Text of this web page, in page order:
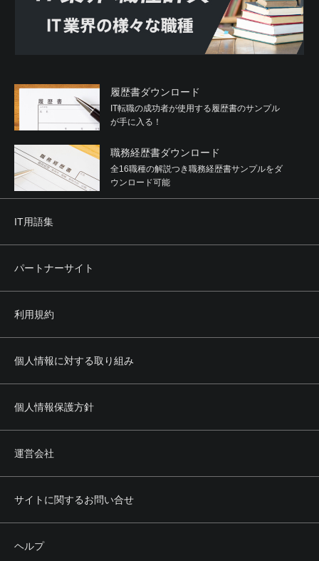
履歴書ダウンロード
IT転職の成功者が使用する履歴書のサンプル
が手に入る！
職務経歴書ダウンロード
全16職種の解説つき職務経歴書サンプルをダ
ウンロード可能
IT用語集
パートナーサイト
利用規約
個人情報に対する取り組み
個人情報保護方針
運営会社
サイトに関するお問い合せ
ヘルプ